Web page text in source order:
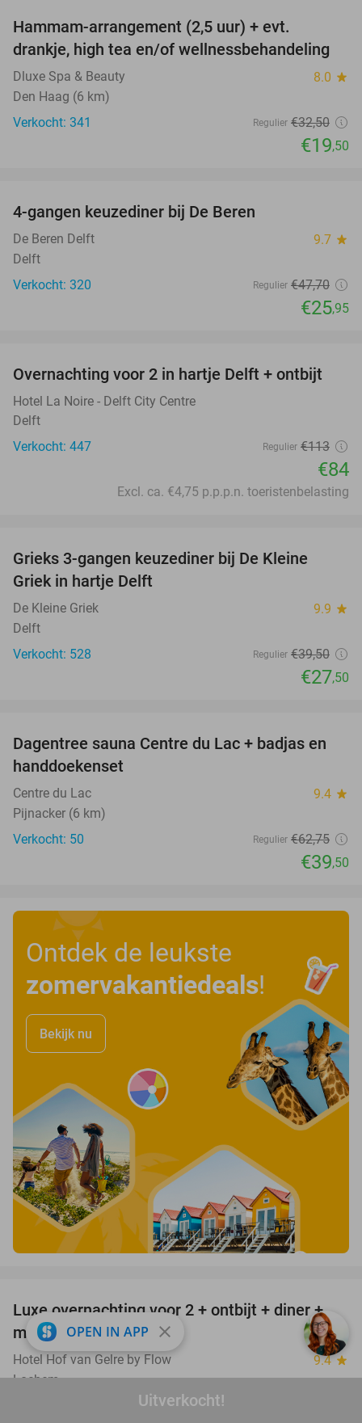
Uitverkocht!
Hammam-arrangement (2,5 uur) + evt.
drankje, high tea en/of wellnessbehandeling
Dluxe Spa & Beauty 8.0 star
Den Haag (6 km)
Verkocht: 341
Regulier €32,50
€19,50
4-gangen keuzediner bij De Beren
De Beren Delft 9.7 star
Delft
Verkocht: 320
Regulier €47,70
€25,95
26%
Overnachting voor 2 in hartje Delft + ontbijt
Hotel La Noire - Delft City Centre
Delft
Verkocht: 447
Regulier €113
€84
Excl. ca. €4,75 p.p.p.n. toeristenbelasting
Grieks 3-gangen keuzediner bij De Kleine
Griek in hartje Delft
De Kleine Griek 9.9 star
Delft
Verkocht: 528
Regulier €39,50
€27,50
37%
Dagentree sauna Centre du Lac + badjas en
handdoekenset
Centre du Lac 9.4 star
Pijnacker (6 km)
Verkocht: 50
Regulier €62,75
€39,50
Ontdek de leukste
zomervakantiedeals!
Bekijk nu
49%
Luxe overnachting voor 2 + ontbijt + diner +
meer in hartje Lochem
Hotel Hof van Gelre by Flow 9.4 star
Lochem
OPEN IN APP close